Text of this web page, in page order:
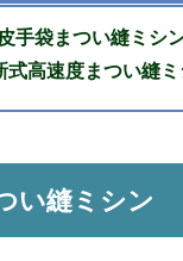
手袋まつい縫ミシ
式高速度まつい縫
い縫ミシン